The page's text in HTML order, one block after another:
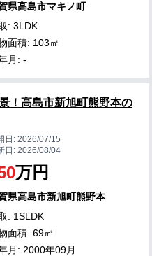
県高島市マキノ町
: 3LDK
面積: 103㎡
月: -
！高島市新旭町熊野本の
日:2026/07/15
日:2026/08/04
万円
県高島市新旭町熊野本
: 1SLDK
面積: 69㎡
月: 2000年09月